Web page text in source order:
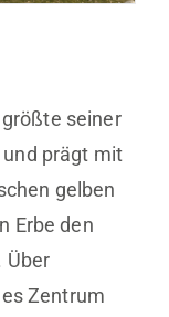
seiner
prägt mit
gelben
Erbe den
Über
Zentrum